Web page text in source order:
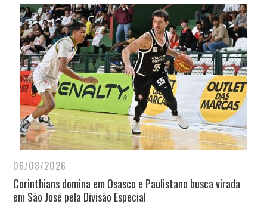
06/08/2026
Corinthians domina em Osasco e Paulistano busca virada
em São José pela Divisão Especial